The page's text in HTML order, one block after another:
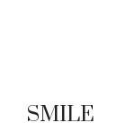
SMILE